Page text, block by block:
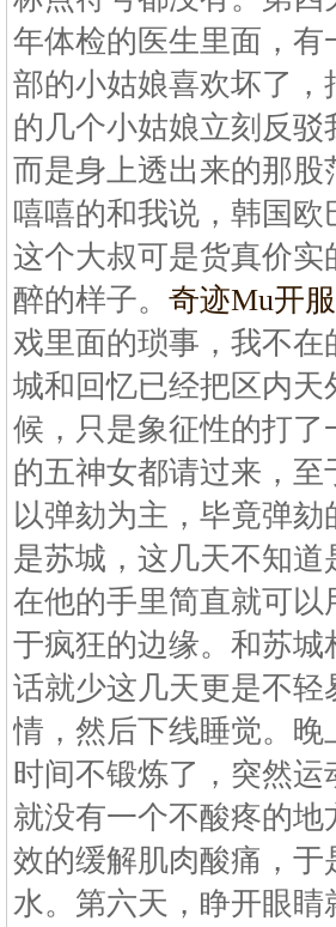
年体检的医生里面，
部的小姑娘喜欢坏了
的几个小姑娘立刻反
而是身上透出来的那
嘻嘻的和我说，韩国
这个大叔可是货真价
醉的样子。 奇迹Mu开
戏里面的琐事，我不
城和回忆已经把区内
候，只是象征性的打
的五神女都请过来，
以弹劾为主，毕竟弹
是苏城，这几天不知
在他的手里简直就可
于疯狂的边缘。和苏
话就少这几天更是不
情，然后下线睡觉。
时间不锻炼了，突然
就没有一个不酸疼的
效的缓解肌肉酸痛，
水。第六天，睁开眼